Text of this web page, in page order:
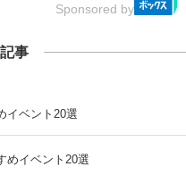
Sponsored by
事
イベント20選
めイベント20選